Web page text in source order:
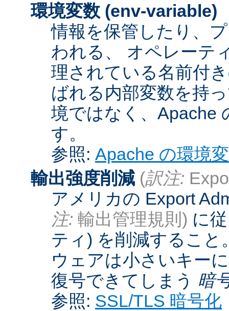
環境変数 (env-variable)
情報を保管したり、
われる、 オペレーテ
理されている名前付
ばれる内部変数を持
境ではなく、Apache
す。
参照: Apache の環境
輸出強度削減 (訳注:
アメリカの Export
注: 輸出管理規則) に
ティ) を削減すること
ウェアは小さいキー
復号できてしまう 暗
参照: SSL/TLS 暗号化